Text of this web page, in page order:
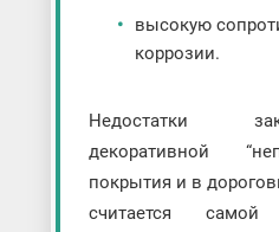
высокую
коррозии.
Недостатки
декоративной
покрытия и в
считается